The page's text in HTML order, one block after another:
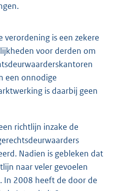
verordening is een zekere
voor derden om
een onnodige
is daarbij geen
richtlijn inzake de
Nadien is gebleken dat
naar veler gevoelen
In 2008 heeft de door de